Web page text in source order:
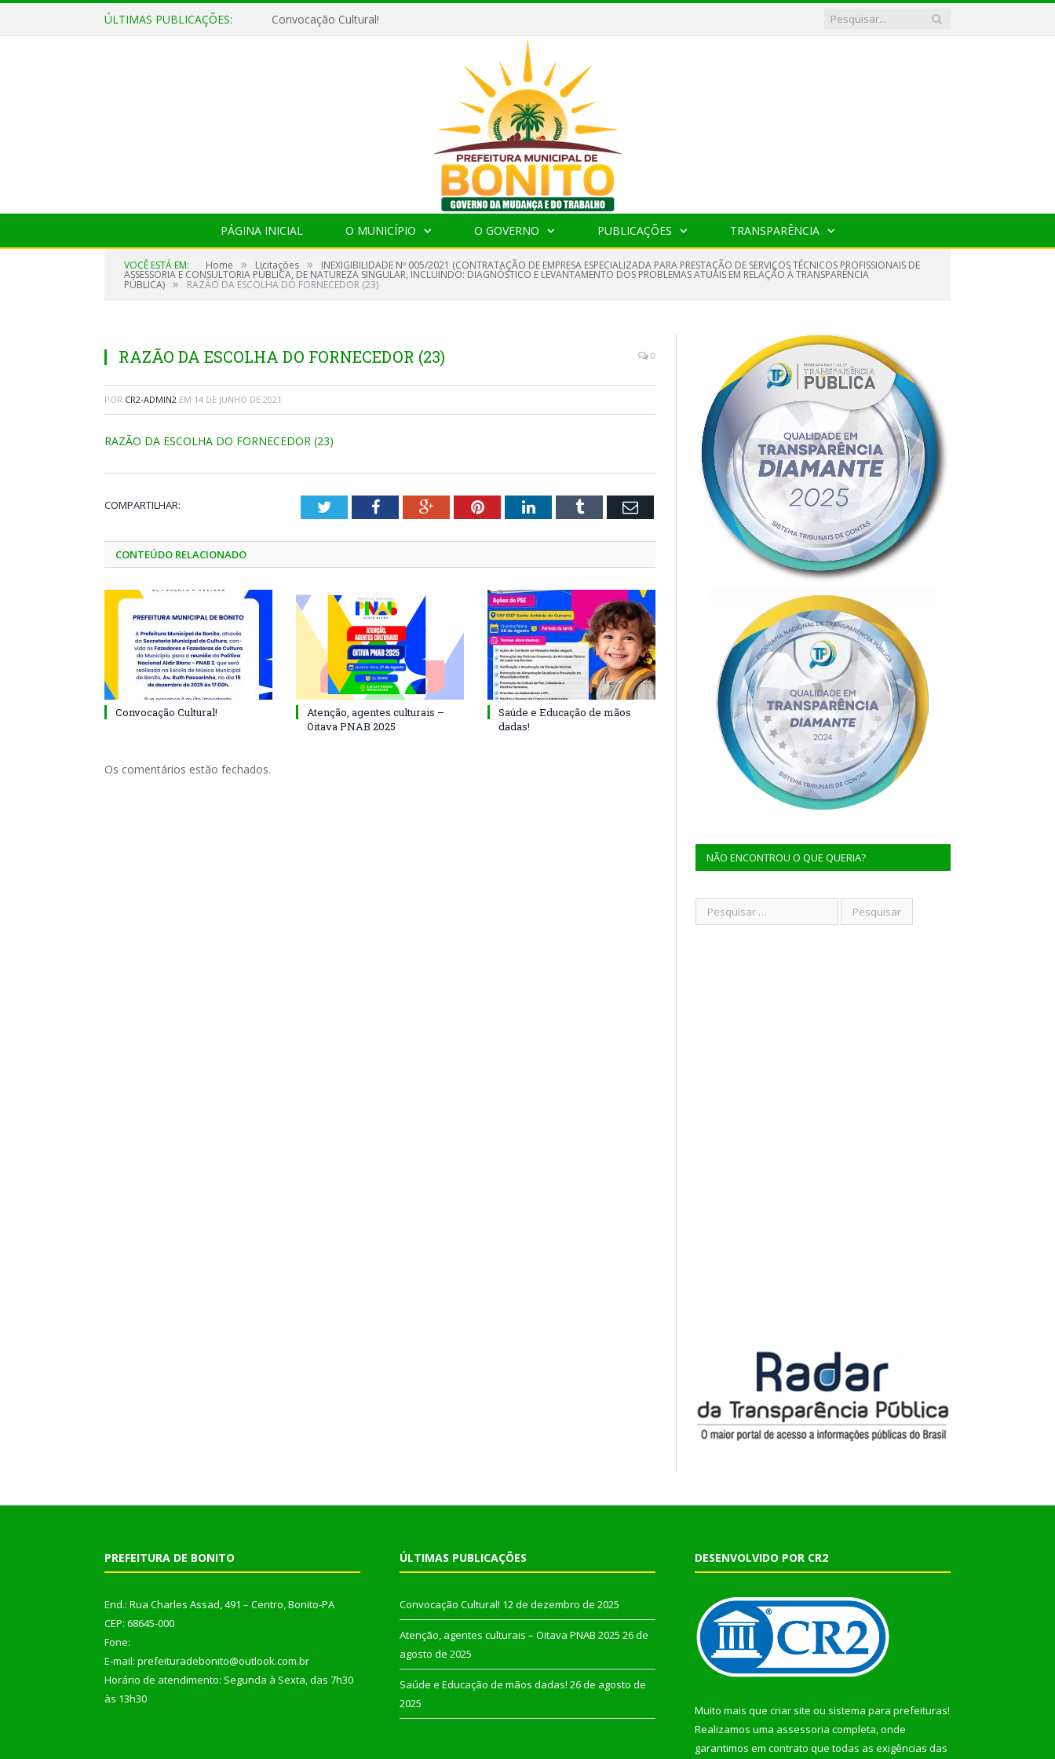
ÚLTIMAS PUBLICAÇÕES: Convocação Cultural!
PÁGINA INICIAL O MUNICÍPIO O GOVERNO PUBLICAÇÕES TRANSPARÊNCIA
VOCÊ ESTÁ EM: Home » Licitações » INEXIGIBILIDADE Nº 005/2021 (CONTRATAÇÃO DE EMPRESA ESPECIALIZADA PARA PRESTAÇÃO DE SERVIÇOS TÉCNICOS PROFISSIONAIS DE
ASSESSORIA E CONSULTORIA PÚBLICA, DE NATUREZA SINGULAR, INCLUINDO: DIAGNÓSTICO E LEVANTAMENTO DOS PROBLEMAS ATUAIS EM RELAÇÃO À TRANSPARÊNCIA
PÚBLICA) » RAZÃO DA ESCOLHA DO FORNECEDOR (23)
RAZÃO DA ESCOLHA DO FORNECEDOR (23) 0
POR CR2-ADMIN2 EM 14 DE JUNHO DE 2021
RAZÃO DA ESCOLHA DO FORNECEDOR (23)
COMPARTILHAR: TwitterFacebookGoogle+PinterestLinkedInTumblr Email
CONTEÚDO RELACIONADO
Convocação Cultural!
Atenção, agentes culturais –
Oitava PNAB 2025
Saúde e Educação de mãos
dadas!
Os comentários estão fechados.
NÃO ENCONTROU O QUE QUERIA?
PREFEITURA DE BONITO
End.: Rua Charles Assad, 491 – Centro, Bonito-PA
CEP: 68645-000
Fone:
E-mail: prefeituradebonito@outlook.com.br
Horário de atendimento: Segunda à Sexta, das 7h30
às 13h30
ÚLTIMAS PUBLICAÇÕES
Convocação Cultural! 12 de dezembro de 2025
Atenção, agentes culturais – Oitava PNAB 2025 26 de
agosto de 2025
Saúde e Educação de mãos dadas! 26 de agosto de
2025
DESENVOLVIDO POR CR2
Muito mais que criar site ou sistema para prefeituras!
Realizamos uma assessoria completa, onde
garantimos em contrato que todas as exigências das